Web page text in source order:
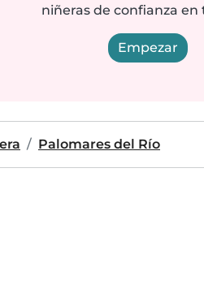
niñeras de confianza en
Empezar
Palomares del Río